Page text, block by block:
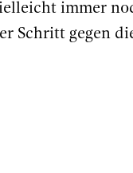
immer
Schritt gegen